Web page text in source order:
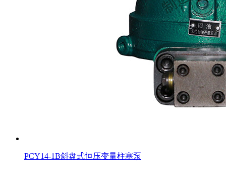
PCY14-1B斜盘式恒压变量柱塞泵